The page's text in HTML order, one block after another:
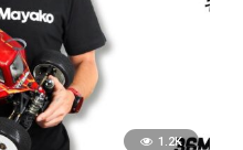
1.2K